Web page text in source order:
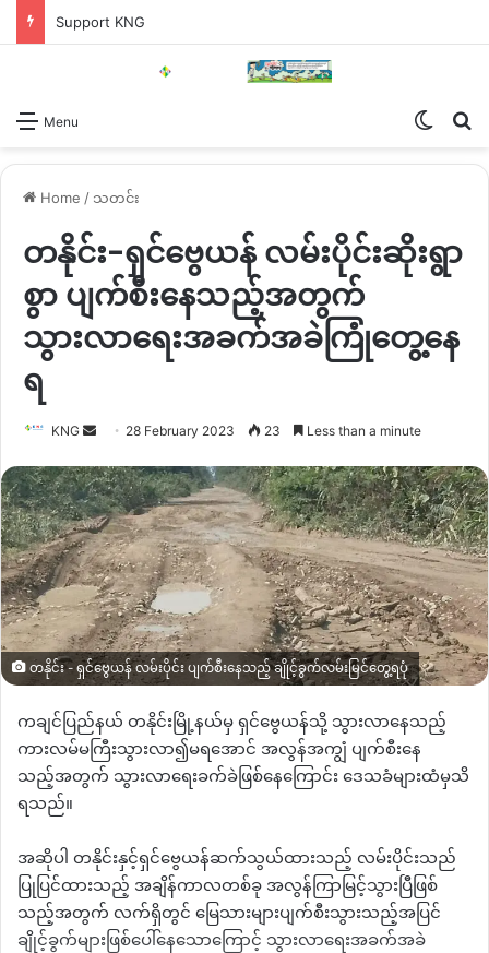
Support KNG
Menu
Home / သတင်း
တနိုင်း-ရှင်ဗွေယန် လမ်းပိုင်းဆိုးရွာ
စွာ ပျက်စီးနေသည့်အတွက်
သွားလာရေးအခက်အခဲကြုံတွေ့နေ
ရ
KNG
Send
email
28 February 2023 23 Less than a minute
တနိုင်း - ရှင်ဗွေယန် လမ်းပိုင်း ပျက်စီးနေသည့် ချိုင့်ခွက်လမ်းမြင်တွေ့ရပုံ
ကချင်ပြည်နယ် တနိုင်းမြို့နယ်မှ ရှင်ဗွေယန်သို့ သွားလာနေသည့်
ကားလမ်မကြီးသွားလာ၍မရအောင် အလွန်အကျွံ ပျက်စီးနေ
သည့်အတွက် သွားလာရေးခက်ခဲဖြစ်နေကြောင်း ဒေသခံများထံမှသိ
ရသည်။
အဆိုပါ တနိုင်းနှင့်ရှင်ဗွေယန်ဆက်သွယ်ထားသည့် လမ်းပိုင်းသည်
ပြုပြင်ထားသည့် အချိန်ကာလတစ်ခု အလွန်ကြာမြင့်သွားပြီဖြစ်
သည့်အတွက် လက်ရှိတွင် မြေသားများပျက်စီးသွားသည့်အပြင်
ချိုင့်ခွက်များဖြစ်ပေါ်နေသောကြောင့် သွားလာရေးအခက်အခဲ